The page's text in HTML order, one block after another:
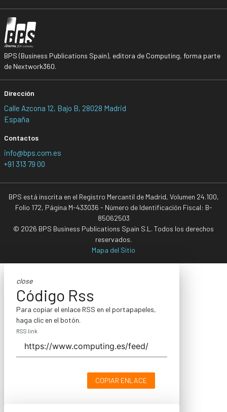
BPS (Business Publications Spain), editora de Computing, forma parte
de Nextwork360.
Dirección
Calle Azcona 12, Bajo B, 28028 Madrid
España
Contactos
info@bps.com.es
+91 313 79 00
BPS está inscrita en el Registro Mercantil de Madrid, Volumen 24.100,
Folio 172, Página M-433036 - Número de Identificación Fiscal: B-
85062503
© 2026 BPS Business Publications Spain S.L. Todos los derechos
reservados.
Mapa del Sitio
close
Código Rss
Para copiar el enlace RSS en el portapapeles,
haga clic en el botón.
RSS link
COPIAR ENLACE